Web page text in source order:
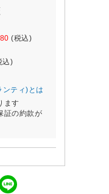
(税込)
込)
ンティ)とは
ます
証の約款が